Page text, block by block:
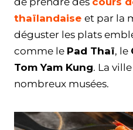
thaïlandaise et par la
déguster les plats
comme le Pad Thaï, le
Tom Yam Kung. La
nombreux musées.